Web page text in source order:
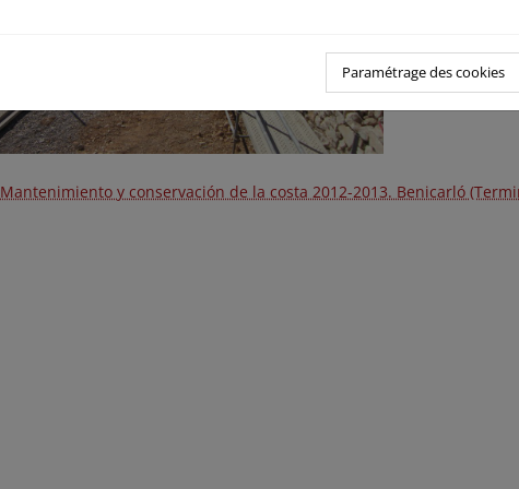
Mantenimiento y conservación de la costa 2012-2013. Benicarló
Paramétrage des cookies